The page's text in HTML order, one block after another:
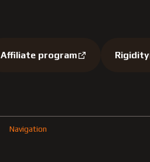
Affiliate program Rigidity
Navigation